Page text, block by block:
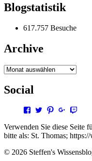
Blogstatistik
617.757 Besuche
Archive
Archive
Social
Profil
steffen.thomas1
auf
Facebook
anzeigen
Profil
steto123
auf
Twitter
anzeigen
Profil
steffen3669
auf
Pinterest
anzeigen
Profil
Steffen
Thomas
auf
Google+
anzeigen
auf
Verwenden Sie diese Seite
bitte als: St. Thomas;
© 2026 Steffen's